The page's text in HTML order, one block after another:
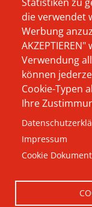
die verwendet
Werbung
Verwendung
können
Cookie-Typen
Ihre
Impressum
Cookie
Aktuelles
Karriere
Kontakt
Impressum
Datenschutz
AGB